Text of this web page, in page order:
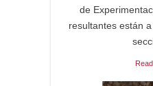
de
resultantes están